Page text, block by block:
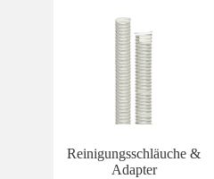
Reinigungsschläuche &
Adapter